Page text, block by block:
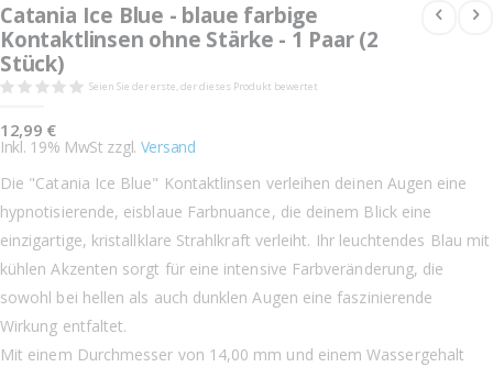
end
of
the
images
gallery
the
beginning
of
the
images
gallery
Catania Ice Blue - blaue farbige
Kontaktlinsen ohne Stärke - 1 Paar (2
Stück)
Seien Sie der erste, der dieses Produkt bewertet
12,99 €
Inkl. 19% MwSt zzgl. Versand
Die "Catania Ice Blue" Kontaktlinsen verleihen deinen Augen eine
hypnotisierende, eisblaue Farbnuance, die deinem Blick eine
einzigartige, kristallklare Strahlkraft verleiht. Ihr leuchtendes Blau mit
kühlen Akzenten sorgt für eine intensive Farbveränderung, die
sowohl bei hellen als auch dunklen Augen eine faszinierende
Wirkung entfaltet.
Mit einem Durchmesser von 14,00 mm und einem Wassergehalt